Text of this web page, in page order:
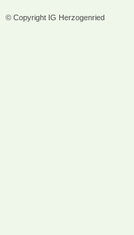
© Copyright IG Herzogenried